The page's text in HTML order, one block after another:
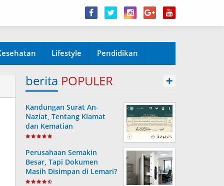
Lifestyle Pendidikan
berita POPULER +
Kandungan Surat An-
Naziat, Tentang Kiamat
dan Kematian
Perusahaan Semakin
Besar, Tapi Dokumen
Masih Disimpan di Lemari?
Ini Risiko yang Sering